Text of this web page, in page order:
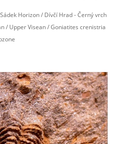
Horizon / Dívčí Hrad - Černý vrch
/ Upper Visean / Goniatites crenistria